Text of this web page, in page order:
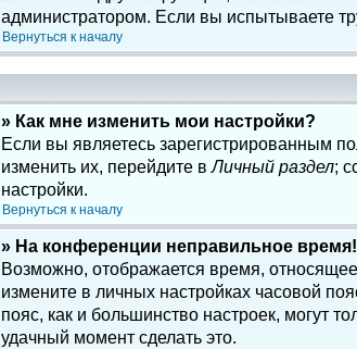
администратором. Если вы испытываете
Вернуться к началу
» Как мне изменить мои настройки?
Если вы являетесь зарегистрированным
изменить их, перейдите вЛичный раздел;
настройки.
Вернуться к началу
» На конференции неправильное время!
Возможно, отображается время,
измените в личных настройках часовой
пояс, как и большинство настроек, могут
удачный момент сделать это.